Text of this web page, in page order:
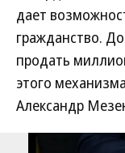
дает
гражданство.
продать
этого
Александр